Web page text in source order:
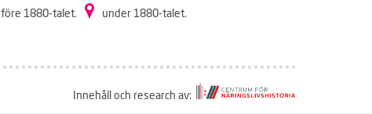
före 1880-talet. under 1880-talet.
Innehåll och research av: